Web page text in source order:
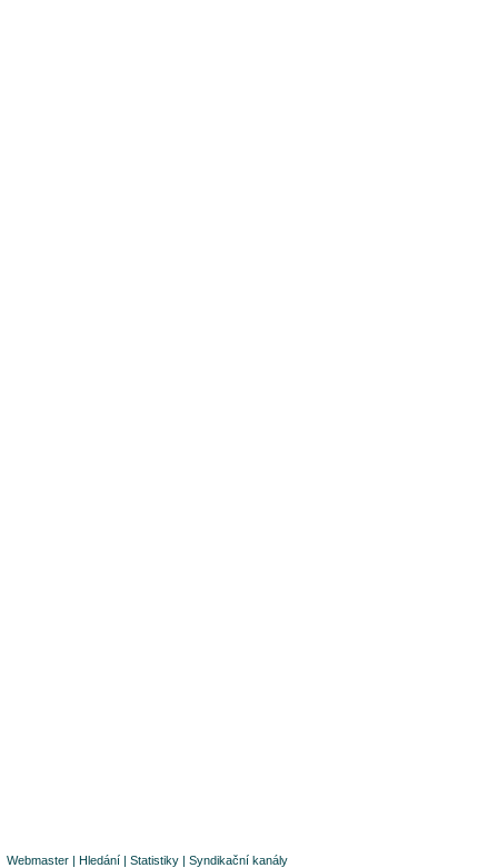
Webmaster | Hledání | Statistiky | Syndikační kanály